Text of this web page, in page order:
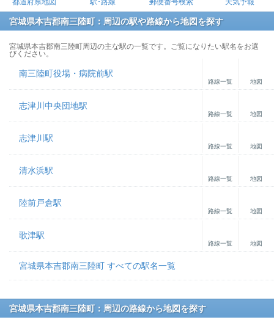
都道府県地図
駅･路線
郵便番号検索
天気予報
宮城県本吉郡南三陸町：周辺の駅や路線から地図を探す
宮城県本吉郡南三陸町周辺の主な駅の一覧です。ご覧になりたい駅名をお選
びください。
南三陸町役場・病院前駅
路線一覧 地図
志津川中央団地駅
路線一覧 地図
志津川駅
路線一覧 地図
清水浜駅
路線一覧 地図
陸前戸倉駅
路線一覧 地図
歌津駅
路線一覧 地図
宮城県本吉郡南三陸町 すべての駅名一覧
宮城県本吉郡南三陸町：周辺の路線から地図を探す